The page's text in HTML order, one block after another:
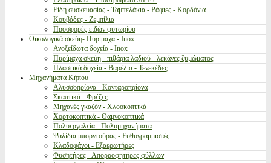
Είδη συσκευασίας - Ταμπελάκια - Ράφιες - Κορδόνια
Κουβάδες - Ζεμπίλια
Προσφορές ειδών φυτωρίου
Οικολογικά σκεύη- Πυρίμαχα - Inox
Ανοξείδωτα δοχεία - Inox
Πυρίμαχα σκεύη - πιθάρια λαδιού - λεκάνες ζυμώματος
Πλαστικά δοχεία - Βαρέλια - Τενεκέδες
Μηχανήματα Κήπου
Αλυσσοπρίονα - Κονταροπρίονα
Σκαπτικά - Φρέζες
Μηχανές γκαζόν - Χλοοκοπτικά
Χορτοκοπτικά - Θαμνοκοπτικά
Πολυεργαλεία - Πολυμηχανήματα
Ψαλίδια μπορντούρας - Ευθυγραμμιστές
Κλαδοφάγοι - Εξαερωτήρες
Φυσητήρες - Απορροφητήρες φύλλων